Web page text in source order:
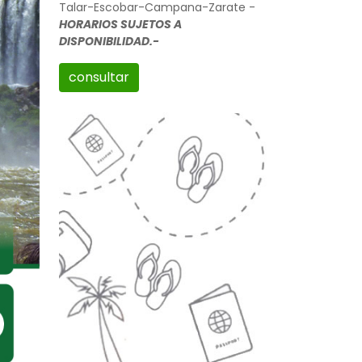
Talar-Escobar-Campana-Zarate -
HORARIOS SUJETOS A
DISPONIBILIDAD.-
consultar